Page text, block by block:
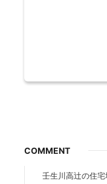
COMMENT
壬生川高辻の住